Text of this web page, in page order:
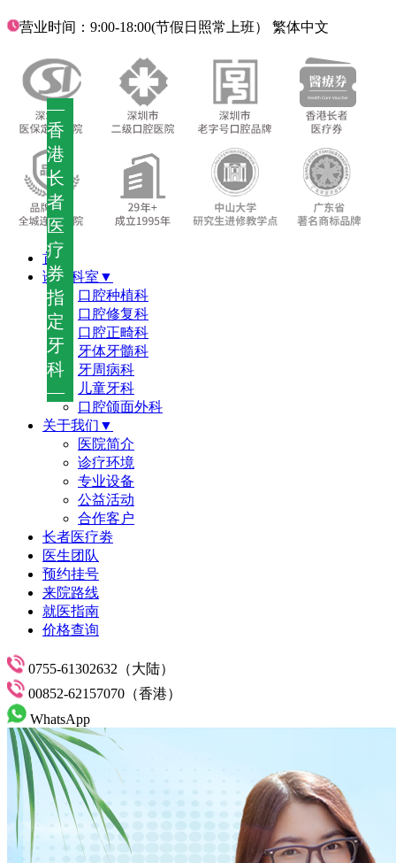
—
香
港
长
者
医
疗
券
指
定
牙
科
—
营业时间：9:00-18:00(节假日照常上班） 繁体中文
首页
诊疗科室▼
口腔种植科
口腔修复科
口腔正畸科
牙体牙髓科
牙周病科
儿童牙科
口腔颌面外科
关于我们▼
医院简介
诊疗环境
专业设备
公益活动
合作客户
长者医疗劵
医生团队
预约挂号
来院路线
就医指南
价格查询
0755-61302632（大陆）
00852-62157070（香港）
WhatsApp